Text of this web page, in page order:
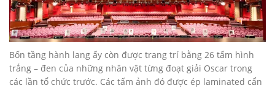
Bốn tầng hành lang ấy còn được trang trí bằng 26 tấm hình
trắng – đen của những nhân vật từng đoạt giải Oscar trong
các lần tổ chức trước. Các tấm ảnh đó được ép laminated cẩn